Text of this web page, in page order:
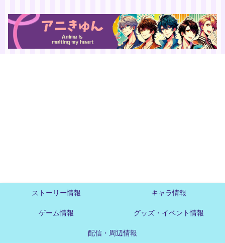
ストーリー情報 キャラ情報
ゲーム情報 グッズ・イベント情報
配信・周辺情報